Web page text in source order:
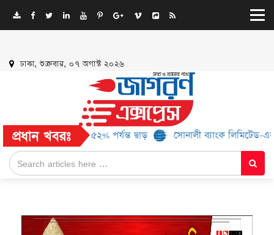
ঢাকা, শুক্রবার, ০৭ অগাস্ট ২০২৬
প্রধান খবরঃ
মিলবে ৫২% পর্যন্ত ছাড় সোনালী ব্যাংক লিমিটেড-এর ‘কৃষক